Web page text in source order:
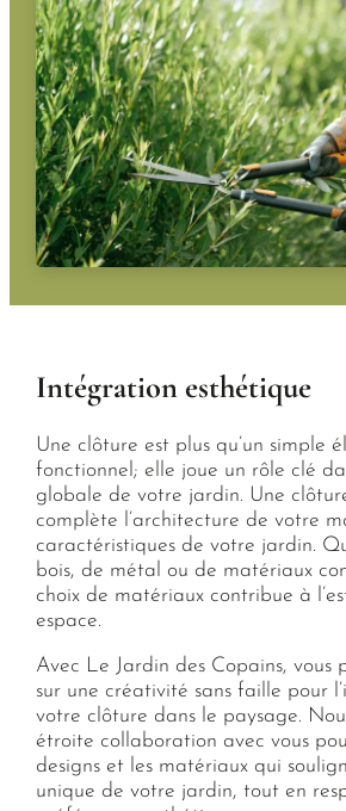
Intégration esthétique
Une clôture est plus qu’un simple
fonctionnel; elle joue un rôle clé
globale de votre jardin. Une
complète l’architecture de votre
caractéristiques de votre jardin.
bois, de métal ou de matériaux
choix de matériaux contribue à
espace.
Avec Le Jardin des Copains, vous
sur une créativité sans faille pour
votre clôture dans le paysage.
étroite collaboration avec vous
designs et les matériaux qui
unique de votre jardin, tout en